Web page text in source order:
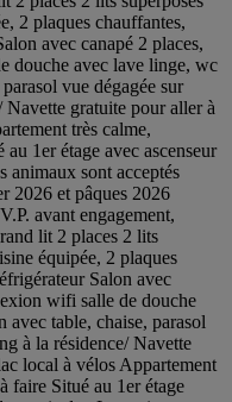
2 plaques chauffantes,
avec canapé 2 places,
douche avec lave linge, wc
vue dégagée sur
gratuite pour aller à
très calme,
1er étage avec ascenseur
animaux sont acceptés
2026 et pâques 2026
avant engagement,
lit 2 places 2 lits
équipée, 2 plaques
Salon avec
wifi salle de douche
avec table, chaise, parasol
à la résidence/ Navette
local à vélos Appartement
faire Situé au 1er étage